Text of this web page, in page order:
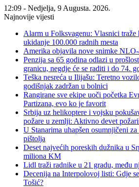
12:09 - Nedjelja, 9 Augusta. 2026.
Najnovije vijesti
Alarm u Folksvagenu: Vlasnici traže
ukidanje 100.000 radnih mesta
Amerika objavila nove snimke NLO-
Penzija sa 65 godina odlazi u
granicu, negdje će se raditi i do 74.
Teška nesreća u Ilijašu: Teretno
godišnjak zadržan u bolnici
Rangirane sve ekipe uoči početka
Partizana, evo ko je favorit
Srbija uz helikoptere i vojsku
požare u zemlji: Aktivno devet
U Stanarima uhapšen osumnjičeni
pištolja
Deset najvećih poreskih dužnika u
miliona KM
Lidl traži radnike u 21 gradu, među
Decenija na Interpolovoj listi: Gdje
Tošić?